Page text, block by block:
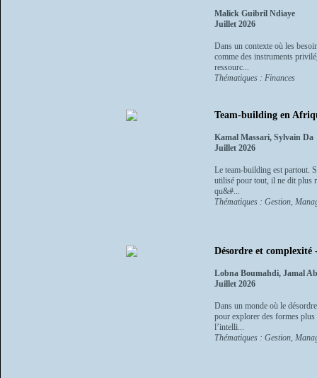
Malick Guibril Ndiaye
Juillet 2026
Dans un contexte où les
comme des instruments
ressourc...
Thématiques : Finances
Team-building en
Kamal Massari, Sylvain Da
Juillet 2026
Le team-building est partout.
utilisé pour tout, il ne dit plus
qu&#...
Thématiques : Gestion,
Désordre et complexité
Lobna Boumahdi, Jamal
Juillet 2026
Dans un monde où le
pour explorer des formes plus
l’intelli...
Thématiques : Gestion,